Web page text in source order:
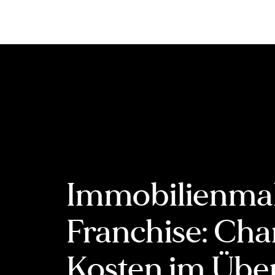
Franchise: